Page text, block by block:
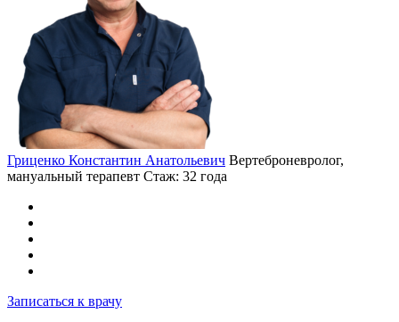
Гриценко Константин Анатольевич Вертеброневролог,
мануальный терапевт Стаж: 32 года
Записаться к врачу